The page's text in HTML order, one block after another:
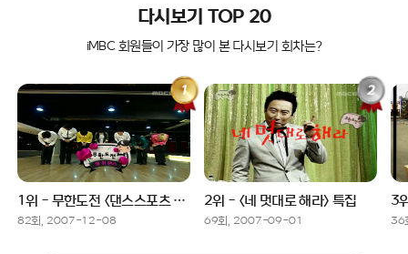
다시보기 TOP 20
iMBC 회원들이 가장 많이 본 다시보기 회차는?
1위 - 무한도전 <댄스스포츠 특집> 마지막 회
82회, 2007-12-08
2위 - <네 멋대로 해라> 특집
69회, 2007-09-01 36